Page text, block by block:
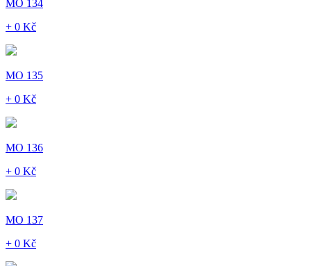
MO 134
+ 0 Kč
MO 135
+ 0 Kč
MO 136
+ 0 Kč
MO 137
+ 0 Kč